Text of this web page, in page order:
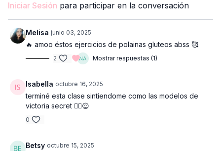
Iniciar Sesión para participar en la conversación
Melisa junio 03, 2025
🔥 amoo éstos ejercicios de polainas gluteos abss 🥰
2 Mostrar respuestas (1)
Isabella octubre 16, 2025
terminé esta clase sintiendome como las modelos de
victoria secret 😮‍💨😌
0
Betsy octubre 15, 2025